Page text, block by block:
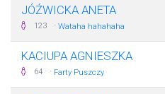
JÓŹWICKA ANETA
123 · Wataha hahahaha
KACIUPA AGNIESZKA
64 · Farty Puszczy